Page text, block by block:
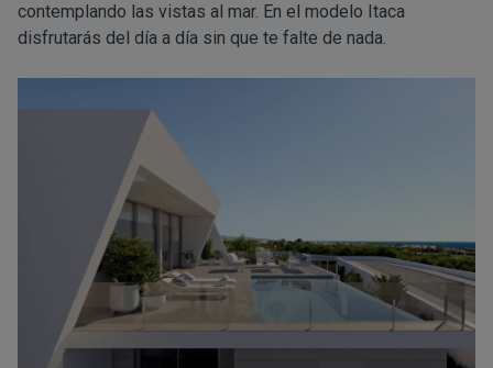
contemplando las vistas al mar. En el modelo Itaca
disfrutarás del día a día sin que te falte de nada.